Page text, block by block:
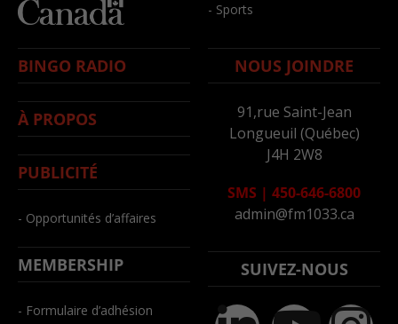
- Sports
BINGO RADIO
À PROPOS
PUBLICITÉ
- Opportunités d’affaires
MEMBERSHIP
- Formulaire d’adhésion
NOUS JOINDRE
91,rue Saint-Jean
Longueuil (Québec)
J4H 2W8
SMS | 450-646-6800
admin@fm1033.ca
SUIVEZ-NOUS